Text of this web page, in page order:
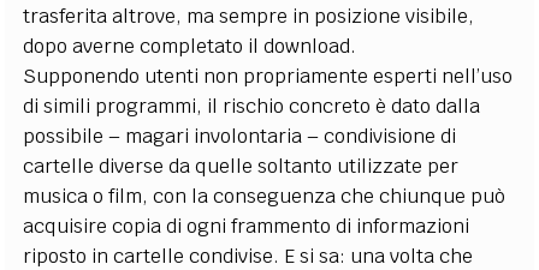
trasferita altrove, ma sempre in posizione visibile,
dopo averne completato il download.
Supponendo utenti non propriamente esperti nell’uso
di simili programmi, il rischio concreto è dato dalla
possibile – magari involontaria – condivisione di
cartelle diverse da quelle soltanto utilizzate per
musica o film, con la conseguenza che chiunque può
acquisire copia di ogni frammento di informazioni
riposto in cartelle condivise. E si sa: una volta che